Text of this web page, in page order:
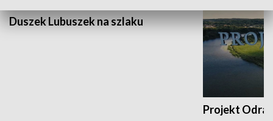
Duszek Lubuszek na szlaku
Projekt Odra